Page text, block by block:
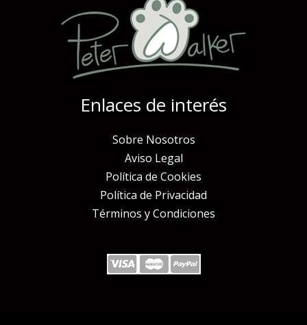
Enlaces de interés
Sobre Nosotros
Aviso Legal
Política de Cookies
Política de Privacidad
Términos y Condiciones